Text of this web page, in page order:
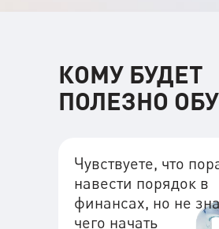
КОМУ БУДЕТ
ПОЛЕЗНО
Чувствуете, что
навести порядок в
финансах, но не
чего начать